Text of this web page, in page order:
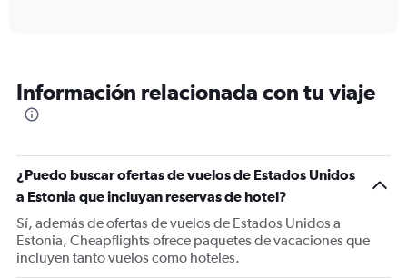
categories.
The
Y
axis
displaying
values.
Range:
0
Información relacionada con tu viaje
¿Puedo buscar ofertas de vuelos de Estados Unidos
a Estonia que incluyan reservas de hotel?
Sí, además de ofertas de vuelos de Estados Unidos a
Estonia, Cheapflights ofrece paquetes de vacaciones que
incluyen tanto vuelos como hoteles.